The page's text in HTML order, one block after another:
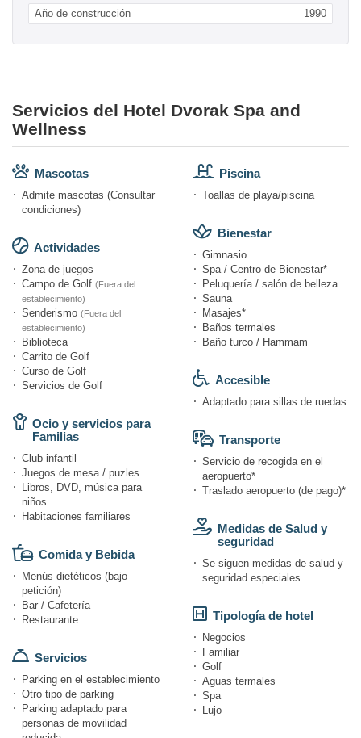
Año de construcción 1990
Servicios del Hotel Dvorak Spa and
Wellness
Mascotas
Admite mascotas (Consultar
condiciones)
Actividades
Zona de juegos
Campo de Golf (Fuera del
establecimiento)
Senderismo (Fuera del
establecimiento)
Biblioteca
Carrito de Golf
Curso de Golf
Servicios de Golf
Ocio y servicios para
Familias
Club infantil
Juegos de mesa / puzles
Libros, DVD, música para
niños
Habitaciones familiares
Comida y Bebida
Menús dietéticos (bajo
petición)
Bar / Cafetería
Restaurante
Servicios
Parking en el establecimiento
Otro tipo de parking
Parking adaptado para
personas de movilidad
Piscina
Toallas de playa/piscina
Bienestar
Gimnasio
Spa / Centro de Bienestar*
Peluquería / salón de belleza
Sauna
Masajes*
Baños termales
Baño turco / Hammam
Accesible
Adaptado para sillas de ruedas
Transporte
Servicio de recogida en el
aeropuerto*
Traslado aeropuerto (de pago)*
Medidas de Salud y
seguridad
Se siguen medidas de salud y
seguridad especiales
Tipología de hotel
Negocios
Familiar
Golf
Aguas termales
Spa
Lujo